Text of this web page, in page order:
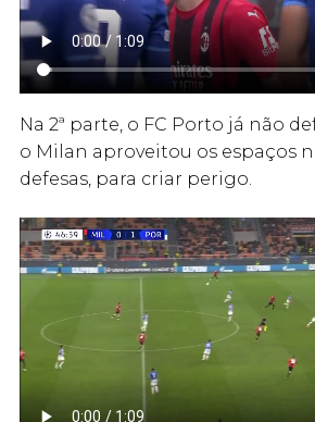
Na 2ª parte, o FC Porto já não
o Milan aproveitou os espaços
defesas, para criar perigo.